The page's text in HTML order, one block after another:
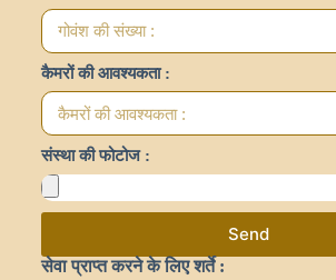
कैमरों की आवश्यकता :
संस्था की फोटोज :
Send
सेवा प्राप्त करने के लिए शर्ते :